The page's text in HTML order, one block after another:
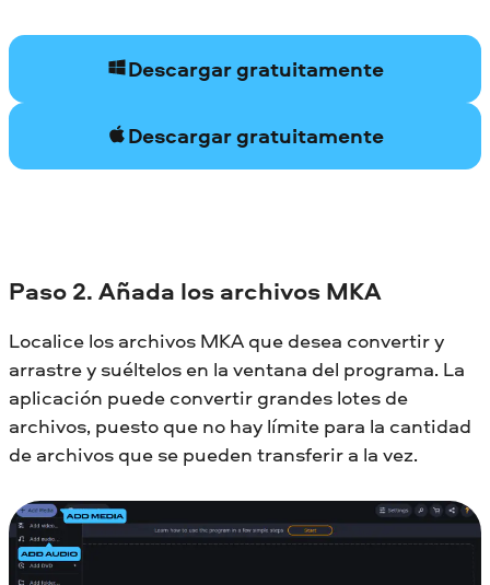
Descargar gratuitamente
Descargar gratuitamente
Paso 2. Añada los archivos MKA
Localice los archivos MKA que desea convertir y
arrastre y suéltelos en la ventana del programa. La
aplicación puede convertir grandes lotes de
archivos, puesto que no hay límite para la cantidad
de archivos que se pueden transferir a la vez.